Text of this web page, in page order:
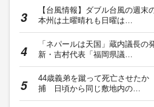
【台風情報】ダブル台風の週
本州は土曜晴れも日曜は…
「ネパールは天国」蔵内議長
新・吉村代表「福岡県議…
44歳義弟を蹴って死亡させた
捕 日頃から同じ敷地内の…